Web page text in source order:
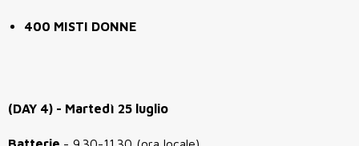
400 MISTI DONNE
(DAY 4) - Martedì 25 luglio